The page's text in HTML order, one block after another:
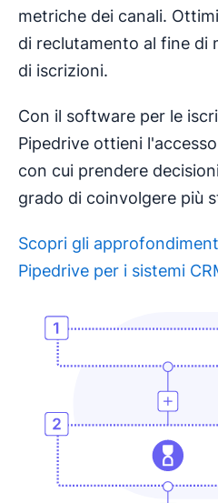
metriche dei canali.
di reclutamento al fine di
di iscrizioni.
Con il software per le
Pipedrive ottieni
con cui prendere
grado di coinvolgere più
Scopri gli
Pipedrive per i sistemi
Si apre in una nuova finestra